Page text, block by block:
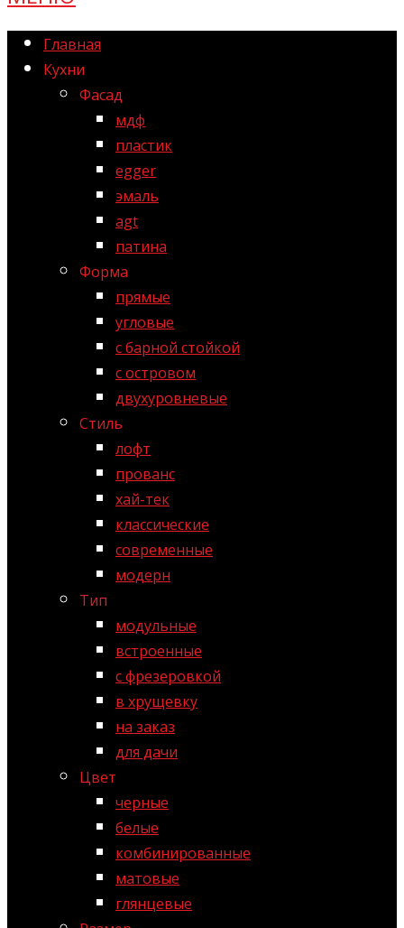
Главная
Кухни
Фасад
мдф
пластик
egger
эмаль
agt
патина
Форма
прямые
угловые
с барной стойкой
с островом
двухуровневые
Стиль
лофт
прованс
хай-тек
классические
современные
модерн
Тип
модульные
встроенные
с фрезеровкой
в хрущевку
на заказ
для дачи
Цвет
черные
белые
комбинированные
матовые
глянцевые